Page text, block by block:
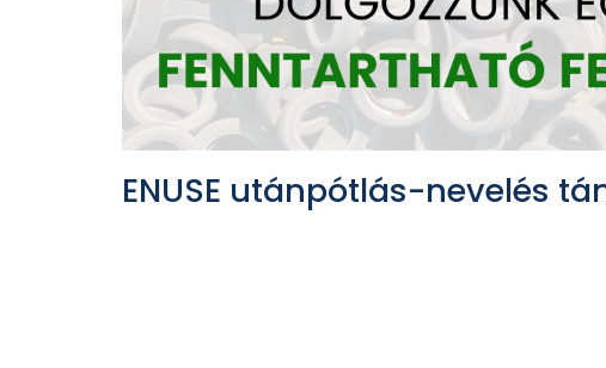
ENUSE utánpótlás-nevelés